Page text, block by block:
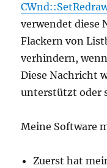
verwendet diese
Flackern von
verhindern,
Diese Nachricht
unterstützt oder
Meine Software
Zuerst hat